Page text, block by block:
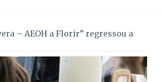
– AEOH a Florir” regressou a